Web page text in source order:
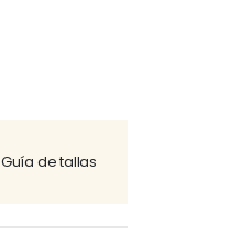
Guía de tallas